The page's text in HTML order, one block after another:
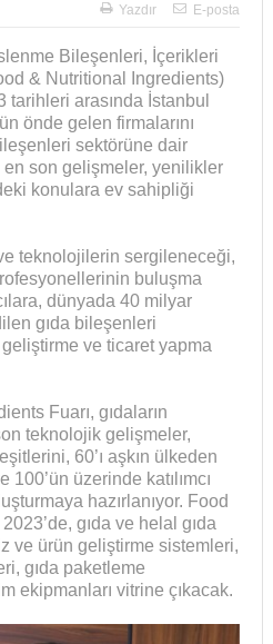
Yazdır
E-posta
Bileşenleri, İçerikleri
& Nutritional Ingredients)
tarihleri arasında İstanbul
önde gelen firmalarını
sektörüne dair
son gelişmeler, yenilikler
konulara ev sahipliği
teknolojilerin sergileneceği,
buluşma
dünyada 40 milyar
gıda bileşenleri
ve ticaret yapma
Fuarı, gıdaların
teknolojik gelişmeler,
60’ı aşkın ülkeden
üzerinde katılımcı
hazırlanıyor. Food
gıda ve helal gıda
ve ürün geliştirme sistemleri,
gıda paketleme
ekipmanları vitrine çıkacak.